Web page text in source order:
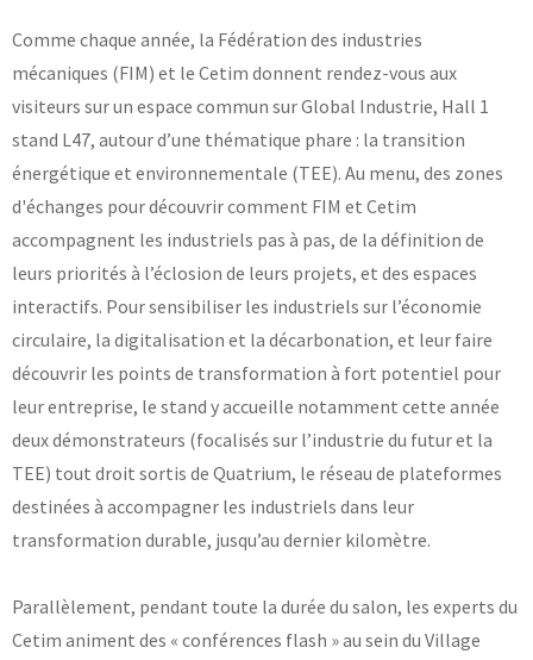
Historique
Charte développement durable
Égalité Femmes/Hommes
Données personnelles
Conditions générales de vente
Avis d'achat
Comme chaque année, la Fédération des industries
mécaniques (FIM) et le Cetim donnent rendez-vous aux
visiteurs sur un espace commun sur Global Industrie, Hall 1
stand L47, autour d’une thématique phare : la transition
énergétique et environnementale (TEE). Au menu, des zones
d'échanges pour découvrir comment FIM et Cetim
accompagnent les industriels pas à pas, de la définition de
leurs priorités à l’éclosion de leurs projets, et des espaces
interactifs. Pour sensibiliser les industriels sur l’économie
circulaire, la digitalisation et la décarbonation, et leur faire
découvrir les points de transformation à fort potentiel pour
leur entreprise, le stand y accueille notamment cette année
deux démonstrateurs (focalisés sur l’industrie du futur et la
TEE) tout droit sortis de Quatrium, le réseau de plateformes
destinées à accompagner les industriels dans leur
transformation durable, jusqu’au dernier kilomètre.
Parallèlement, pendant toute la durée du salon, les experts du
Cetim animent des « conférences flash » au sein du Village